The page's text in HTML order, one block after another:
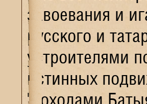
завоевания и
русского и
устроителями
истинных
"походами